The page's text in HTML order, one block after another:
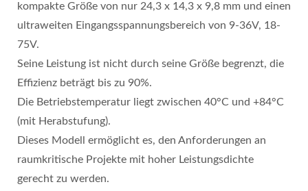
kompakte Größe von nur 24,3 x 14,3 x 9,8 mm und einen
ultraweiten Eingangsspannungsbereich von 9-36V, 18-
75V.
Seine Leistung ist nicht durch seine Größe begrenzt, die
Effizienz beträgt bis zu 90%.
Die Betriebstemperatur liegt zwischen 40°C und +84°C
(mit Herabstufung).
Dieses Modell ermöglicht es, den Anforderungen an
raumkritische Projekte mit hoher Leistungsdichte
gerecht zu werden.